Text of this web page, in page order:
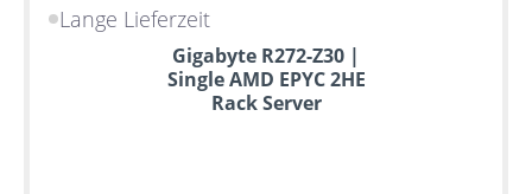
Lange Lieferzeit
Gigabyte R272-Z30 |
Single AMD EPYC 2HE
Rack Server